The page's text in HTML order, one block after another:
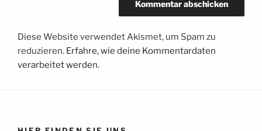
Diese Website verwendet Akismet, um Spam zu
reduzieren. Erfahre, wie deine Kommentardaten
verarbeitet werden.